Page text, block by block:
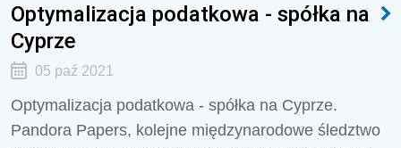
Optymalizacja podatkowa - spółka na
Cyprze
05 paź 2021
Optymalizacja podatkowa - spółka na Cyprze.
Pandora Papers, kolejne międzynarodowe śledztwo